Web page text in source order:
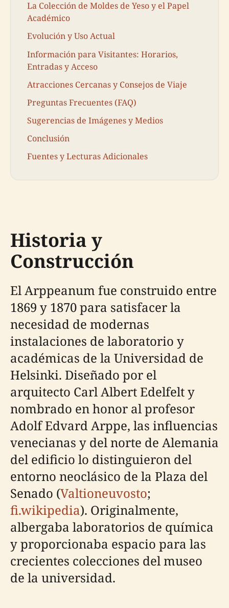
La Colección de Moldes de Yeso y el Papel
Académico
Evolución y Uso Actual
Información para Visitantes: Horarios,
Entradas y Acceso
Atracciones Cercanas y Consejos de Viaje
Preguntas Frecuentes (FAQ)
Sugerencias de Imágenes y Medios
Conclusión
Fuentes y Lecturas Adicionales
Historia y
Construcción
El Arppeanum fue construido entre
1869 y 1870 para satisfacer la
necesidad de modernas
instalaciones de laboratorio y
académicas de la Universidad de
Helsinki. Diseñado por el
arquitecto Carl Albert Edelfelt y
nombrado en honor al profesor
Adolf Edvard Arppe, las influencias
venecianas y del norte de Alemania
del edificio lo distinguieron del
entorno neoclásico de la Plaza del
Senado (Valtioneuvosto;
fi.wikipedia). Originalmente,
albergaba laboratorios de química
y proporcionaba espacio para las
crecientes colecciones del museo
de la universidad.